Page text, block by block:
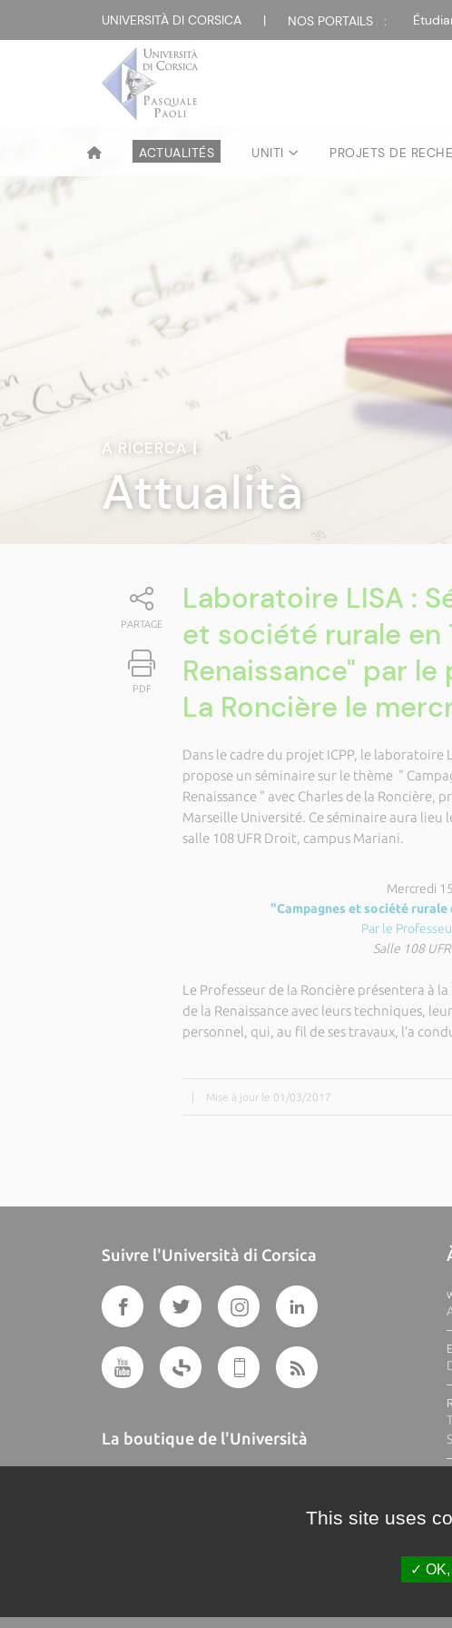
UNIVERSITÀ DI CORSICA | NOS PORTAILS :
ACTUALITÉS UNITI PROJETS DE
A RICERCA|
Attualità
PARTAGE
PDF
Laboratoire LISA :
et société rurale en
Renaissance" par
La Roncière le
Dans le cadre du projet ICPP, le laboratoire
propose un séminaire sur le thème "
Renaissance " avec Charles de la Roncière,
Marseille Université. Ce séminaire aura lieu
salle 108 UFR Droit, campus Mariani.
Mercredi
"Campagnes et société rurale
Par le
Salle 108
Le Professeur de la Roncière présentera à
de la Renaissance avec leurs techniques,
personnel, qui, au fil de ses travaux, l’a
Mise à jour le 01/03/2017
Suivre l'Università di Corsica
La boutique de l'Università
This site uses